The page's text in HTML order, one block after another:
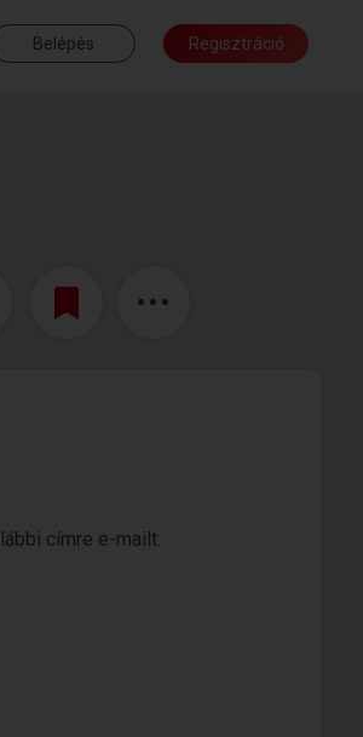
Belépés Regisztráció
címre e-mailt.